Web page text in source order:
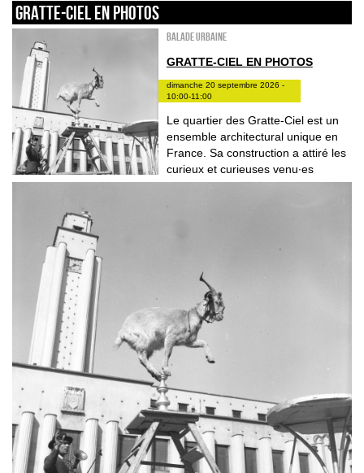
GRATTE-CIEL EN PHOTOS
Balade urbaine
GRATTE-CIEL EN PHOTOS
dimanche 20 septembre 2026 -
10:00-11:00
Le quartier des Gratte-Ciel est un
ensemble architectural unique en
France. Sa construction a attiré les
curieux et curieuses venu∙es